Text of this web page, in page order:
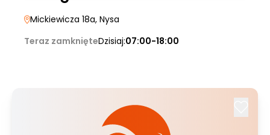
Mickiewicza 18a, Nysa
Teraz zamknięteDzisiaj:07:00-18:00